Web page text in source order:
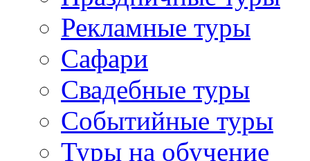
Рекламные туры
Сафари
Свадебные туры
Событийные туры
Туры на обучение